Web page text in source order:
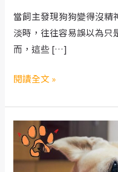
當飼主發現狗狗變得沒精
淡時，往往容易誤以為只
而，這些 […]
狗
精
不
好、
閱讀全文 »